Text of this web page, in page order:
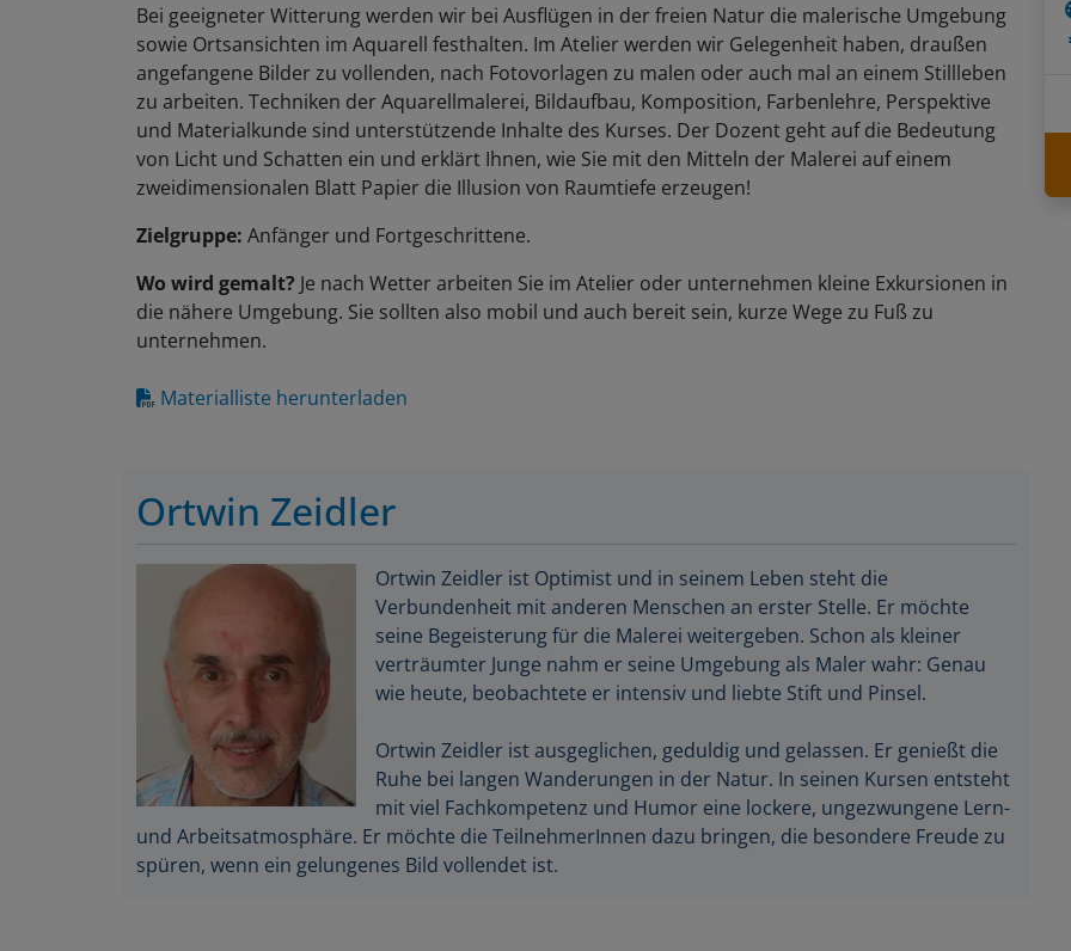
Bei geeigneter Witterung werden wir bei Ausflügen in der freien Natur die malerische Umgebung
sowie Ortsansichten im Aquarell festhalten. Im Atelier werden wir Gelegenheit haben, draußen
angefangene Bilder zu vollenden, nach Fotovorlagen zu malen oder auch mal an einem Stillleben
zu arbeiten. Techniken der Aquarellmalerei, Bildaufbau, Komposition, Farbenlehre, Perspektive
und Materialkunde sind unterstützende Inhalte des Kurses. Der Dozent geht auf die Bedeutung
von Licht und Schatten ein und erklärt Ihnen, wie Sie mit den Mitteln der Malerei auf einem
zweidimensionalen Blatt Papier die Illusion von Raumtiefe erzeugen!
Zielgruppe: Anfänger und Fortgeschrittene.
Wo wird gemalt? Je nach Wetter arbeiten Sie im Atelier oder unternehmen kleine Exkursionen in
die nähere Umgebung. Sie sollten also mobil und auch bereit sein, kurze Wege zu Fuß zu
unternehmen.
Materialliste herunterladen
Ortwin Zeidler
Ortwin Zeidler ist Optimist und in seinem Leben steht die
Verbundenheit mit anderen Menschen an erster Stelle. Er möchte
seine Begeisterung für die Malerei weitergeben. Schon als kleiner
verträumter Junge nahm er seine Umgebung als Maler wahr: Genau
wie heute, beobachtete er intensiv und liebte Stift und Pinsel.
Ortwin Zeidler ist ausgeglichen, geduldig und gelassen. Er genießt die
Ruhe bei langen Wanderungen in der Natur. In seinen Kursen entsteht
mit viel Fachkompetenz und Humor eine lockere, ungezwungene Lern-
und Arbeitsatmosphäre. Er möchte die TeilnehmerInnen dazu bringen, die besondere Freude zu
spüren, wenn ein gelungenes Bild vollendet ist.